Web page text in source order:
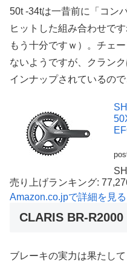
50t -34tは一昔前に「コン
ヒットした組み合わせで
もう十分ですｗ）。チェ
ないようですが、クラン
インナップされているの
売り上げランキング:
Amazon.co.jpで詳細を見る
CLARIS BR-R2000
ブレーキの実力は果たし